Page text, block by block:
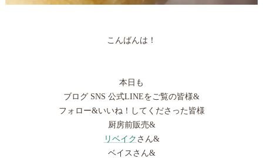
こんばんは！
本日も
ブログ SNS 公式LINEをご覧の皆様&
フォロー&いいね！してくださった皆様
厨房前販売&
リベイク さん&
ベイスさん&